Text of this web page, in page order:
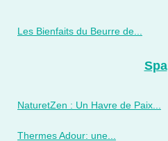
Les Bienfaits du Beurre de...
Spa
NaturetZen : Un Havre de Paix...
Thermes Adour: une...